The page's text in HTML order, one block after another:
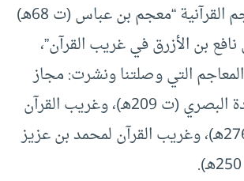
ومن أقدم المعاجم القرآنية “معجم بن عباس (ت 68هـ)
بن الأزرق في غريب القرآن”،
التي وصلتنا ونشرت: مجاز
209هـ)، وغريب القرآن
(ت 276هـ)، وغريب القرآن لمحمد بن عزيز